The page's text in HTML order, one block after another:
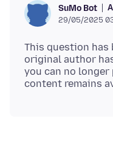
SuMo Bot
29/05/2025
This question has
original author
you can no